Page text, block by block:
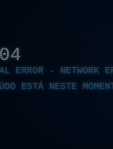
ERROR - NETWORK
ESTÁ NESTE